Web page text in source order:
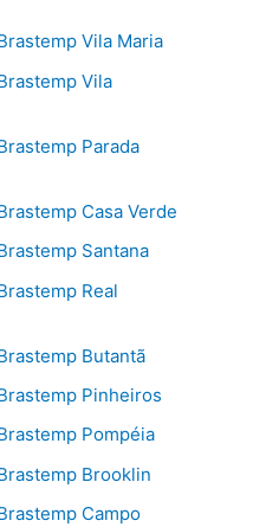
Vila Maria
Vila
Parada
Casa Verde
Santana
Real
Butantã
Pinheiros
Pompéia
Brooklin
Campo